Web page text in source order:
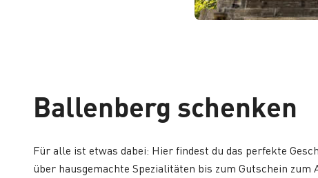
Ballenberg schenken
Für alle ist etwas dabei: Hier findest du das perfekte
über hausgemachte Spezialitäten bis zum Gutschein